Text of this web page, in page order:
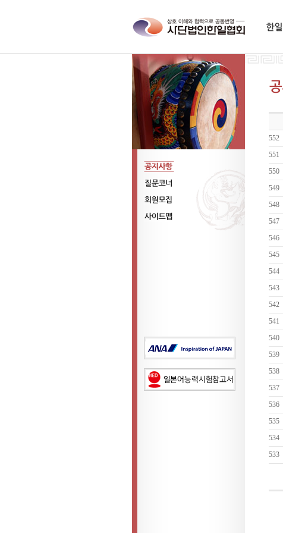
공지사항
질문코너
회원모집
552
551
550
549
548
547
546
545
544
543
542
541
540
539
538
537
536
535
534
533